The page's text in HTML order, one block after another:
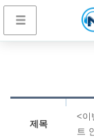
제목
<이
트